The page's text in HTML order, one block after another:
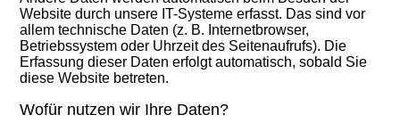
Website durch unsere IT-Systeme erfasst. Das sind vor
allem technische Daten (z. B. Internetbrowser,
Betriebssystem oder Uhrzeit des Seitenaufrufs). Die
Erfassung dieser Daten erfolgt automatisch, sobald Sie
diese Website betreten.
Wofür nutzen wir Ihre Daten?